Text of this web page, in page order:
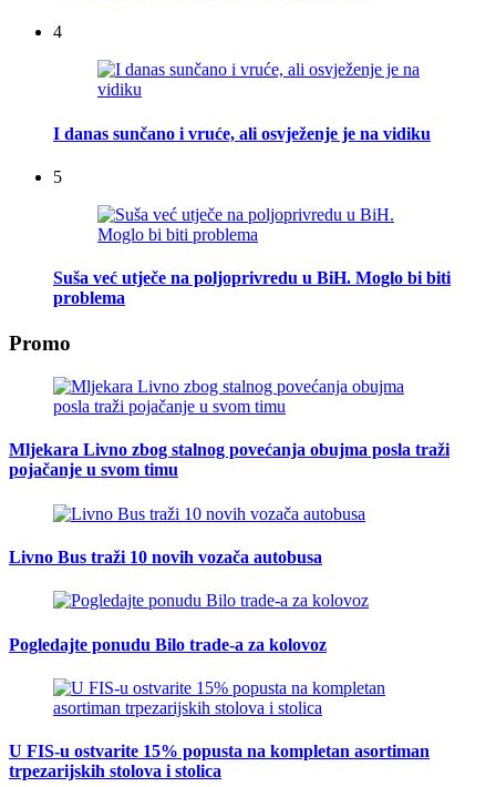
4
I danas sunčano i vruće, ali osvježenje je na vidiku
5
Suša već utječe na poljoprivredu u BiH. Moglo bi biti
problema
Promo
Mljekara Livno zbog stalnog povećanja obujma posla traži
pojačanje u svom timu
Livno Bus traži 10 novih vozača autobusa
Pogledajte ponudu Bilo trade-a za kolovoz
U FIS-u ostvarite 15% popusta na kompletan asortiman
trpezarijskih stolova i stolica